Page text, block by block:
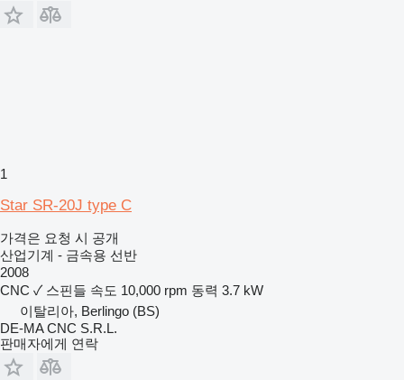
1
Star SR-20J type C
가격은 요청 시 공개
산업기계 - 금속용 선반
2008
CNC ✓ 스핀들 속도 10,000 rpm 동력 3.7 kW
이탈리아, Berlingo (BS)
DE-MA CNC S.R.L.
판매자에게 연락